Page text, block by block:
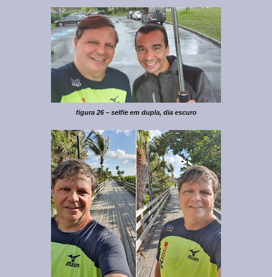
figura 26 – selfie em dupla, dia escuro